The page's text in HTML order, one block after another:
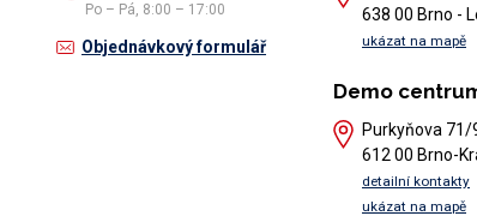
Po – Pá, 8:00 – 17:00
Objednávkový formulář
638 00 Brno -
ukázat na mapě
Demo
Purkyňova 71/
612 00 Brno-
detailní kontakty
ukázat na mapě